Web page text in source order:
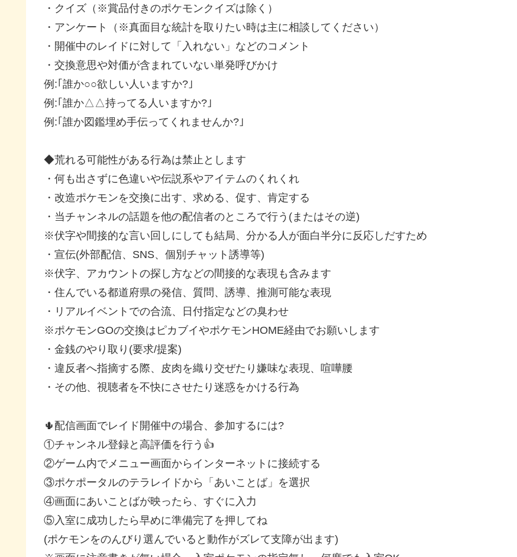
・クイズ（※賞品付きのポケモンクイズは除く）
・アンケート（※真面目な統計を取りたい時は主に相談してください）
・開催中のレイドに対して「入れない」などのコメント
・交換意思や対価が含まれていない単発呼びかけ
例:｢誰か○○欲しい人いますか?｣
例:｢誰か△△持ってる人いますか?｣
例:｢誰か図鑑埋め手伝ってくれませんか?｣
◆荒れる可能性がある行為は禁止とします
・何も出さずに色違いや伝説系やアイテムのくれくれ
・改造ポケモンを交換に出す、求める、促す、肯定する
・当チャンネルの話題を他の配信者のところで行う(またはその逆)
※伏字や間接的な言い回しにしても結局、分かる人が面白半分に反応しだすため
・宣伝(外部配信、SNS、個別チャット誘導等)
※伏字、アカウントの探し方などの間接的な表現も含みます
・住んでいる都道府県の発信、質問、誘導、推測可能な表現
・リアルイベントでの合流、日付指定などの臭わせ
※ポケモンGOの交換はピカブイやポケモンHOME経由でお願いします
・金銭のやり取り(要求/提案)
・違反者へ指摘する際、皮肉を織り交ぜたり嫌味な表現、喧嘩腰
・その他、視聴者を不快にさせたり迷惑をかける行為
🌵配信画面でレイド開催中の場合、参加するには?
①チャンネル登録と高評価を行う👍
②ゲーム内でメニュー画面からインターネットに接続する
③ポケポータルのテラレイドから「あいことば」を選択
④画面にあいことばが映ったら、すぐに入力
⑤入室に成功したら早めに準備完了を押してね
(ポケモンをのんびり選んでいると動作がズレて支障が出ます)